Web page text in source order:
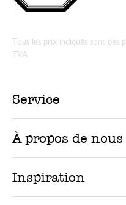
Tous les prix indiqués sont
TVA.
Service
À propos de nous
Inspiration